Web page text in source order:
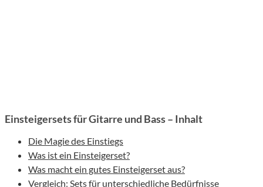
Einsteigersets für Gitarre und Bass – Inhalt
Die Magie des Einstiegs
Was ist ein Einsteigerset?
Was macht ein gutes Einsteigerset aus?
Vergleich: Sets für unterschiedliche Bedürfnisse